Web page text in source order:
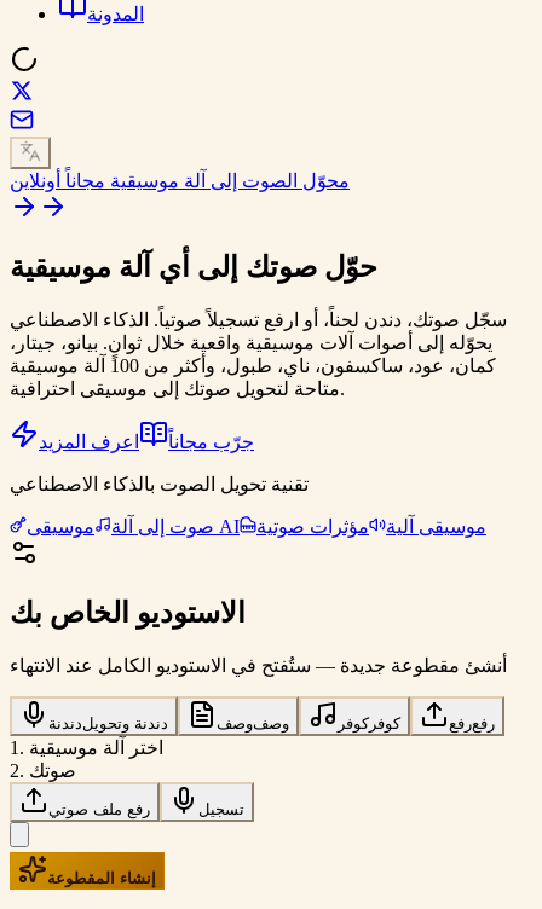
المدونة
محوّل الصوت إلى آلة موسيقية مجاناً أونلاين
حوّل صوتك إلى أي آلة موسيقية
سجّل صوتك، دندن لحناً، أو ارفع تسجيلاً صوتياً. الذكاء الاصطناعي
يحوّله إلى أصوات آلات موسيقية واقعية خلال ثوانٍ. بيانو، جيتار،
كمان، عود، ساكسفون، ناي، طبول، وأكثر من 100 آلة موسيقية
متاحة لتحويل صوتك إلى موسيقى احترافية.
جرّب مجاناً اعرف المزيد
تقنية تحويل الصوت بالذكاء الاصطناعي
صوت إلى آلة موسيقى AI موسيقى آلية مؤثرات صوتية
الاستوديو الخاص بك
أنشئ مقطوعة جديدة — ستُفتح في الاستوديو الكامل عند الانتهاء
دندنة وتحويلدندنة وصفوصف كوفركوفر رفعرفع
1. اختر آلة موسيقية
2. صوتك
رفع ملف صوتي تسجيل
إنشاء المقطوعة